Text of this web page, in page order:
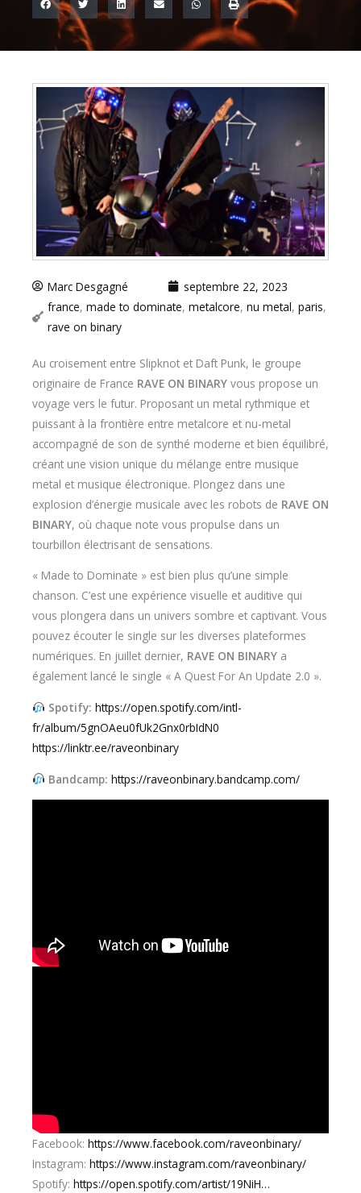
Marc Desgagné
septembre 22, 2023
france, made to dominate, metalcore, nu metal, paris,
rave on binary
Au croisement entre Slipknot et Daft Punk, le groupe
originaire de France RAVE ON BINARY vous propose un
voyage vers le futur. Proposant un metal rythmique et
puissant à la frontière entre metalcore et nu-metal
accompagné de son de synthé moderne et bien équilibré,
créant une vision unique du mélange entre musique
metal et musique électronique. Plongez dans une
explosion d’énergie musicale avec les robots de RAVE ON
BINARY, où chaque note vous propulse dans un
tourbillon électrisant de sensations.
« Made to Dominate » est bien plus qu’une simple
chanson. C’est une expérience visuelle et auditive qui
vous plongera dans un univers sombre et captivant. Vous
pouvez écouter le single sur les diverses plateformes
numériques. En juillet dernier, RAVE ON BINARY a
également lancé le single « A Quest For An Update 2.0 ».
Spotify: https://open.spotify.com/intl-
fr/album/5gnOAeu0fUk2Gnx0rbIdN0
https://linktr.ee/raveonbinary
Bandcamp: https://raveonbinary.bandcamp.com/
Facebook: https://www.facebook.com/raveonbinary/
Instagram: https://www.instagram.com/raveonbinary/
Spotify: https://open.spotify.com/artist/19NiH…